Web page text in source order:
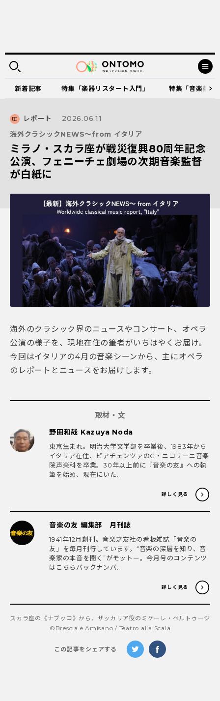
新着記事 特集「楽器リスタート入門」 特集「音楽祭
レポート
2026.06.11
海外クラシックNEWS～from イタリア
ミラノ・スカラ座が戦災復興80周年記念
公演、フェニーチェ劇場の次期音楽監督
が白紙に
海外のクラシック界のニュースやコンサート、オペラ
公演の様子を、現地在住の筆者がいちはやくお届け。
今回はイタリアの4月の音楽シーンから、主にオペラ
のレポートとニュースをお届けします。
取材・文
野田和哉 Kazuya Noda
東京生まれ。明治大学文学部を卒業後、1983年から
イタリア在住、ピアチェンツァのG・ニコリーニ音楽
院声楽科を卒業。30年以上前に『音楽の友』への執
筆を始め、現在にいた...
詳しく見る
音楽の友 編集部 月刊誌
1941年12月創刊。音楽之友社の看板雑誌「音楽の
友」を毎月刊行しています。“音楽の深層を知り、音
楽家の本音を聞く”がモットー。今月号のコンテンツ
はこちらバックナンバ...
詳しく見る
スカラ座の《ナブッコ》から、ザッカリア役のミケーレ・ペルトゥージ
©Brescia e Amisano / Teatro alla Scala
この記事をシェアする